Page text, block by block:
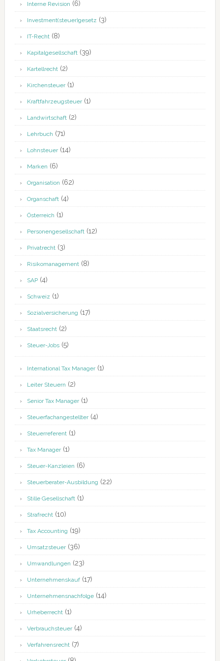
Interne Revision (6)
Investment(steuer)gesetz (3)
IT-Recht(8)
Kapitalgesellschaft(39)
Kartellrecht(2)
Kirchensteuer(1)
Kraftfahrzeugsteuer(1)
Landwirtschaft(2)
Lehrbuch (71)
Lohnsteuer(14)
Marken (6)
Organisation (62)
Organschaft(4)
Österreich (1)
Personengesellschaft(12)
Privatrecht(3)
Risikomanagement(8)
SAP(4)
Schweiz (1)
Sozialversicherung (17)
Staatsrecht(2)
Steuer-Jobs(5)
International Tax Manager(1)
Leiter Steuern (2)
Senior Tax Manager(1)
Steuerfachangestellter(4)
Steuerreferent(1)
Tax Manager(1)
Steuer-Kanzleien (6)
Steuerberater-Ausbildung (22)
Stille Gesellschaft(1)
Strafrecht(10)
Tax Accounting (19)
Umsatzsteuer(36)
Umwandlungen (23)
Unternehmenskauf(17)
Unternehmensnachfolge(14)
Urheberrecht(1)
Verbrauchsteuer(4)
Verfahrensrecht(7)